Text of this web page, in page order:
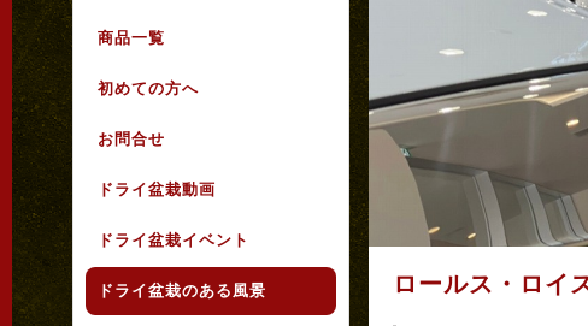
商品一覧
初めての方へ
お問合せ
ドライ盆栽動画
ドライ盆栽イベント
ドライ盆栽のある風景 ロールス・ロイ